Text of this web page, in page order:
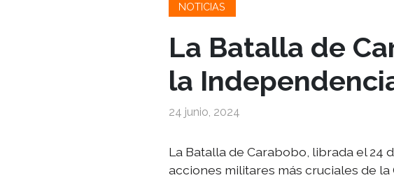
NOTICIAS
La Batalla de
la
24 junio, 2024
La Batalla de Carabobo, librada el 24
acciones militares más cruciales de